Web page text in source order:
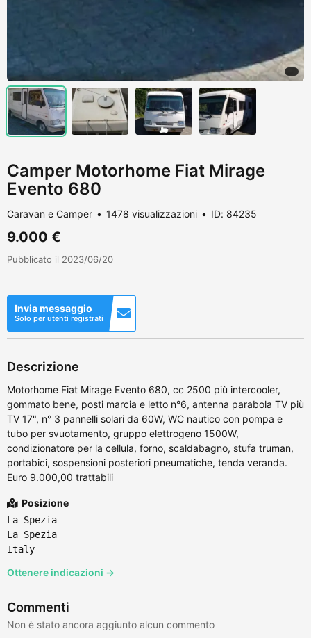
Camper Motorhome Fiat Mirage
Evento 680
Caravan e Camper 1478 visualizzazioni ID: 84235
9.000 €
Pubblicato il 2023/06/20
Invia messaggio
Solo per utenti registrati
Descrizione
Motorhome Fiat Mirage Evento 680, cc 2500 più intercooler,
gommato bene, posti marcia e letto n°6, antenna parabola TV più
TV 17", n° 3 pannelli solari da 60W, WC nautico con pompa e
tubo per svuotamento, gruppo elettrogeno 1500W,
condizionatore per la cellula, forno, scaldabagno, stufa truman,
portabici, sospensioni posteriori pneumatiche, tenda veranda.
Euro 9.000,00 trattabili
Posizione
La Spezia
La Spezia
Italy
Ottenere indicazioni →
Commenti
Non è stato ancora aggiunto alcun commento